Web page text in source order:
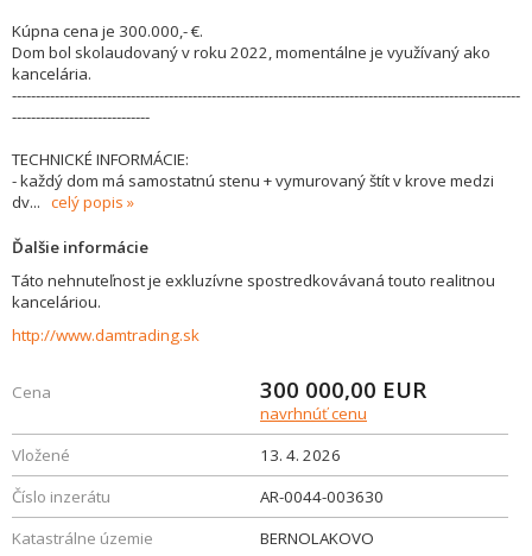
Kúpna cena je 300.000,- €.
Dom bol skolaudovaný v roku 2022, momentálne je využívaný ako
kancelária.
-----------------------------------------------------------------------------------------------------------
-----------------------------
TECHNICKÉ INFORMÁCIE:
- každý dom má samostatnú stenu + vymurovaný štít v krove medzi
dv... celý popis
Ďalšie informácie
Táto nehnuteľnost je exkluzívne spostredkovávaná touto realitnou
kanceláriou.
http://www.damtrading.sk
Cena 300 000,00 EUR
navrhnúť cenu
Vložené
13. 4. 2026
Číslo inzerátu
AR-0044-003630
Katastrálne územie
BERNOLAKOVO